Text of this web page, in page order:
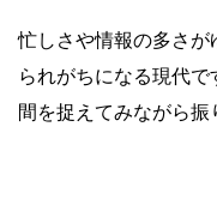
忙しさや情報の多さ
られがちになる現代
間を捉えてみながら振